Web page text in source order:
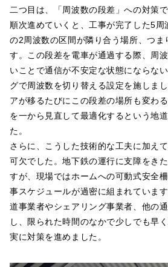
二つ目は、「周波数の段差」への対策
順次進めていくと、工事が完了した5周
の2周波数の区間が隣り合う場所、つま
す。この段差を電車が通過する際、周
いことで通信が不安定な状態にならな
グで周波数を切り替える設定を施しま
アが移るたびにこの段差の場所も変わ
を一から見直して最適化するという地
た。
さらに、こうした技術的な工夫に加え
可欠でした。地下鉄の運行に支障をき
すが、現場ではホームへの可動式安全
事スケジュールが過密に組まれていま
道事業者やシェアリング事業者、他の
し、限られた時間のなかで少しでも早
実に対策を進めました。